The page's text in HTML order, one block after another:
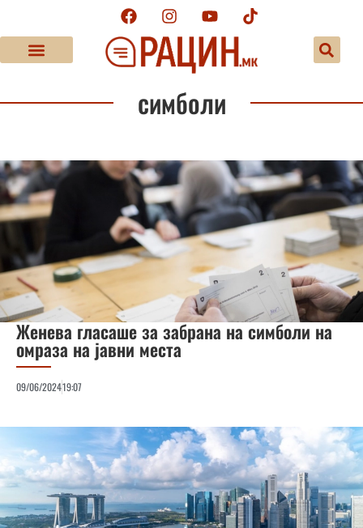
симболи
Женева гласаше за забрана на симболи на
омраза на јавни места
09/06/202419:07